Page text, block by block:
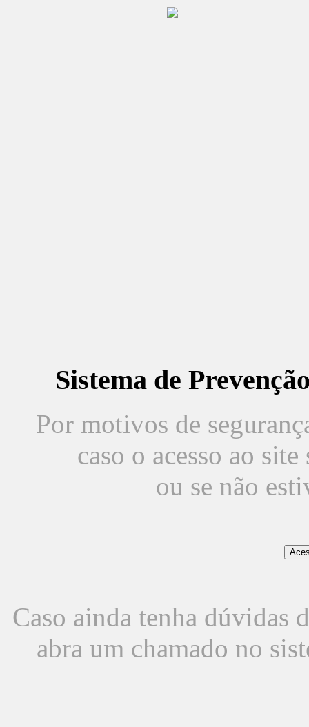
Sistema de
Por motivos de
caso o acesso ao
ou se não
Caso ainda tenha dúvidas
abra um chamado no